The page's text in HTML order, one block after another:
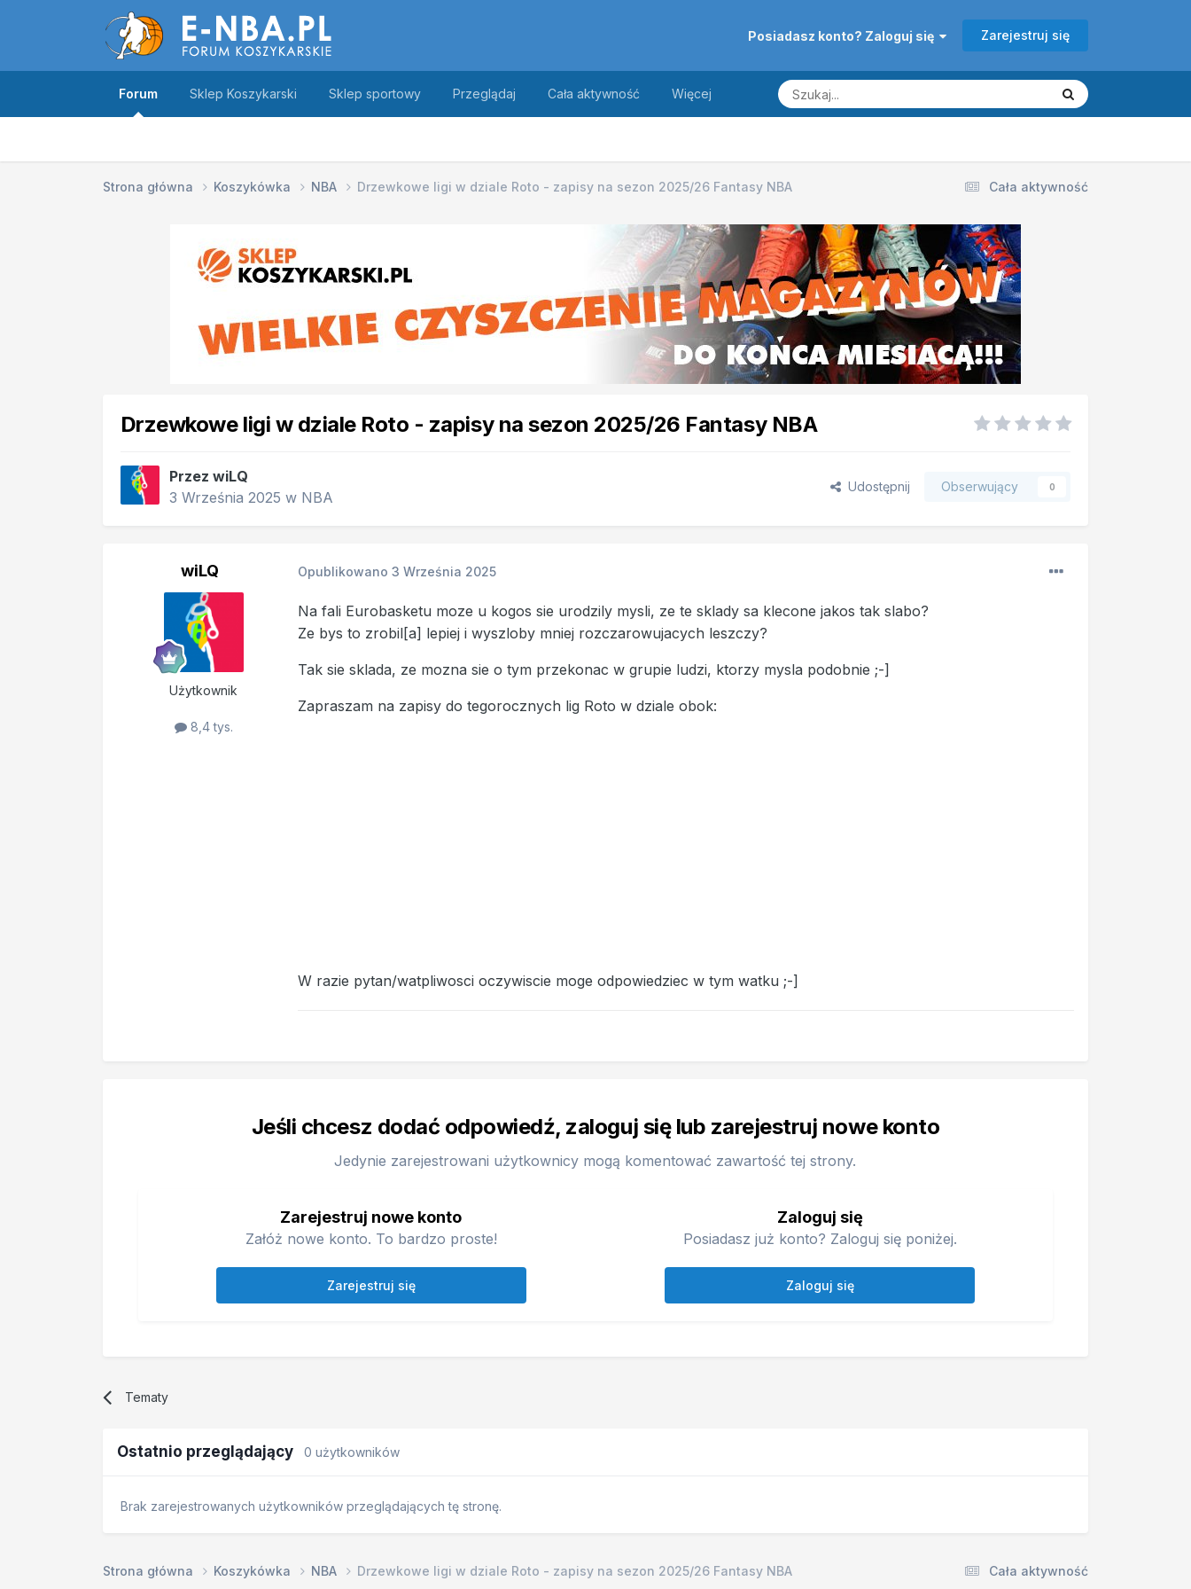
Posiadasz konto? Zaloguj się Zarejestruj się
Forum Sklep Koszykarski Sklep sportowy Przeglądaj Cała aktywność Więcej
Cała aktywność
Strona główna Koszykówka NBA Drzewkowe ligi w dziale Roto - zapisy na sezon 2025/26 Fantasy NBA
Drzewkowe ligi w dziale Roto - zapisy na sezon 2025/26 Fantasy NBA
Przez wiLQ
3 Września 2025 w NBA
Udostępnij Obserwujący 0
wiLQ
Użytkownik
8,4 tys.
Opublikowano 3 Września 2025
Na fali Eurobasketu moze u kogos sie urodzily mysli, ze te sklady sa klecone jakos tak slabo?
Ze bys to zrobil[a] lepiej i wyszloby mniej rozczarowujacych leszczy?
Tak sie sklada, ze mozna sie o tym przekonac w grupie ludzi, ktorzy mysla podobnie ;-]
Zapraszam na zapisy do tegorocznych lig Roto w dziale obok:
W razie pytan/watpliwosci oczywiscie moge odpowiedziec w tym watku ;-]
Jeśli chcesz dodać odpowiedź, zaloguj się lub zarejestruj nowe konto
Jedynie zarejestrowani użytkownicy mogą komentować zawartość tej strony.
Zarejestruj nowe konto
Załóż nowe konto. To bardzo proste!
Zarejestruj się
Zaloguj się
Posiadasz już konto? Zaloguj się poniżej.
Zaloguj się
Tematy
Ostatnio przeglądający 0 użytkowników
Brak zarejestrowanych użytkowników przeglądających tę stronę.
Cała aktywność
Strona główna Koszykówka NBA Drzewkowe ligi w dziale Roto - zapisy na sezon 2025/26 Fantasy NBA